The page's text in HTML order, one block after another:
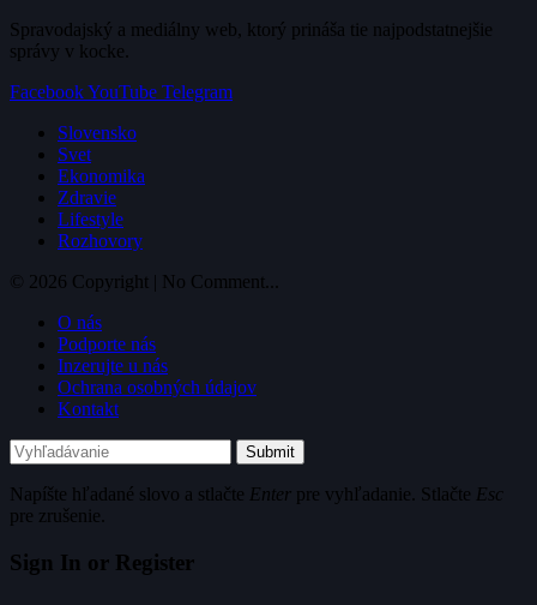
Spravodajský a mediálny web, ktorý prináša tie najpodstatnejšie
správy v kocke.
FacebookYouTube Telegram
Slovensko
Svet
Ekonomika
Zdravie
Lifestyle
Rozhovory
© 2026 Copyright | No Comment...
O nás
Podporte nás
Inzerujte u nás
Ochrana osobných údajov
Kontakt
Submit
Napíšte hľadané slovo a stlačte Enter pre vyhľadanie. Stlačte Esc
pre zrušenie.
Sign In or Register